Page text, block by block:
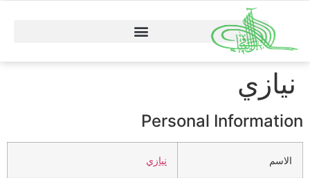
نيازي
Personal Information
الاسم نيازي